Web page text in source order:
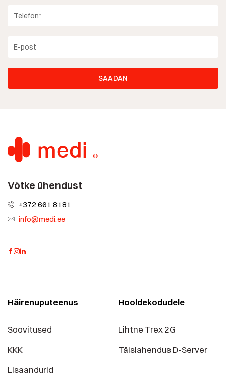
Võtke ühendust
+372 661 8181
info@medi.ee
Häirenuputeenus
Soovitused
KKK
Lisaandurid
Hooldekodudele
Lihtne Trex 2G
Täislahendus D-Server